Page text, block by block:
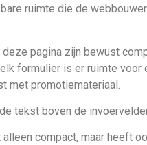
ruimte die de
pagina zijn bewust
formulier is er ruimte voor
met promotiemateriaal.
tekst boven de
alleen compact, maar heeft